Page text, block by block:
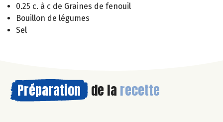
0.25 c. à c de Graines de fenouil
Bouillon de légumes
Sel
Préparation de la recette